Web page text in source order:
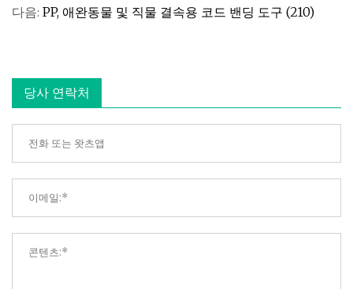
다음: PP, 애완동물 및 직물 결속용 코드 밴딩 도구 (210)
당사 연락처